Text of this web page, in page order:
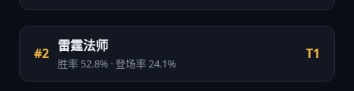
#2 雷霆法师
胜率 52.8% · 登场率 24.1%
T1